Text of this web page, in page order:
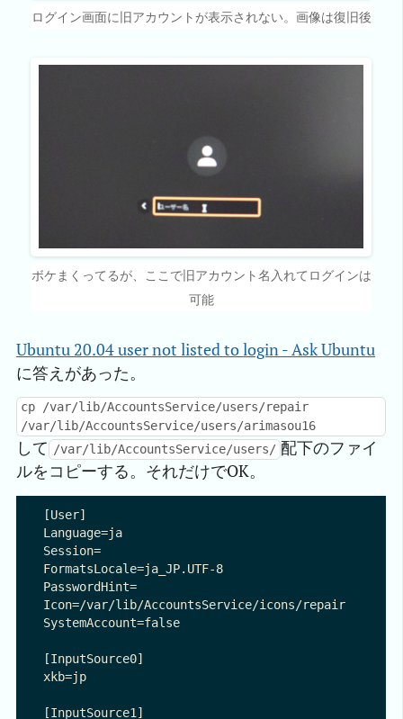
ログイン画面に旧アカウントが表示されない。画像は復旧後
ボケまくってるが、ここで旧アカウント名入れてログインは
可能
Ubuntu 20.04 user not listed to login - Ask Ubuntu
に答えがあった。
cp /var/lib/AccountsService/users/repair
/var/lib/AccountsService/users/arimasou16
して /var/lib/AccountsService/users/ 配下のファイ
ルをコピーする。それだけでOK。
[User]
Language=ja
Session=
FormatsLocale=ja_JP.UTF-8
PasswordHint=
Icon=/var/lib/AccountsService/icons/repair
SystemAccount=false
[InputSource0]
xkb=jp
[InputSource1]